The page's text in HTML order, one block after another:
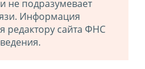
не подразумевает
Информация
редактору сайта ФНС